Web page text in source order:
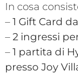
In cosa
– 1 Gift Card
– 2 ingressi
– 1 partita di
presso Joy